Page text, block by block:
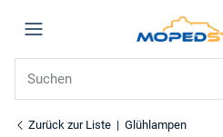
Zurück zur Liste Glühlampen